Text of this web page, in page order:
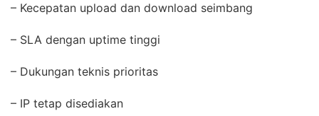
– Kecepatan upload dan download seimbang
– SLA dengan uptime tinggi
– Dukungan teknis prioritas
– IP tetap disediakan